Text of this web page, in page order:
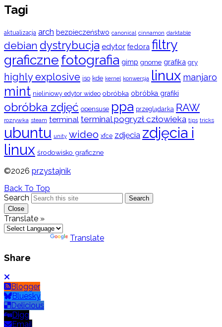
Tagi
aktualizacja arch bezpieczeństwo canonical cinnamon darktable
debian dystrybucja edytor fedora filtry
graficznefotografia gimp gnome grafika gry
highly explosive iso kde kernel konwersja linux manjaro
mint nieliniowy edytor wideo obróbka obróbka grafiki
obróbka zdjęć opensuse ppa przeglądarka RAW
rozrywka steam terminal terminal pogryzł człowieka tips tricks
ubuntu unity wideo xfce zdjęcia zdjęcia i
linux środowisko graficzne
©2026 przystajnik
Back To Top
Search
Search
Close
Translate »
Translate
Share
Blogger
Bluesky
Delicious
Digg
Email